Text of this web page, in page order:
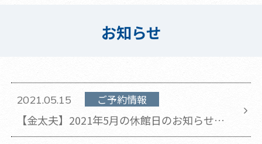
お知らせ
2021.05.15 ご予約情報
【金太夫】2021年5月の休館日のお知らせ
(2021年5月15日 更新)